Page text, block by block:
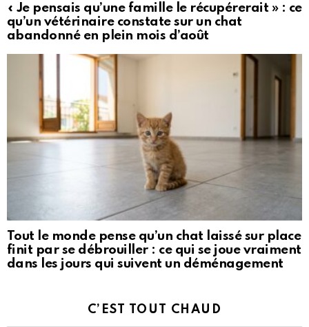
« Je pensais qu’une famille le récupérerait » : ce
qu’un vétérinaire constate sur un chat
abandonné en plein mois d’août
Tout le monde pense qu’un chat laissé sur place
finit par se débrouiller : ce qui se joue vraiment
dans les jours qui suivent un déménagement
C’EST TOUT CHAUD